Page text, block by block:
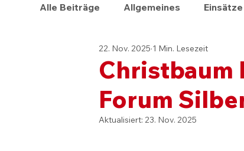
Alle Beiträge Allgemeines Einsätze
Christbaum
Forum
22. Nov. 2025 1 Min. Lesezeit
Aktualisiert:23. Nov. 2025